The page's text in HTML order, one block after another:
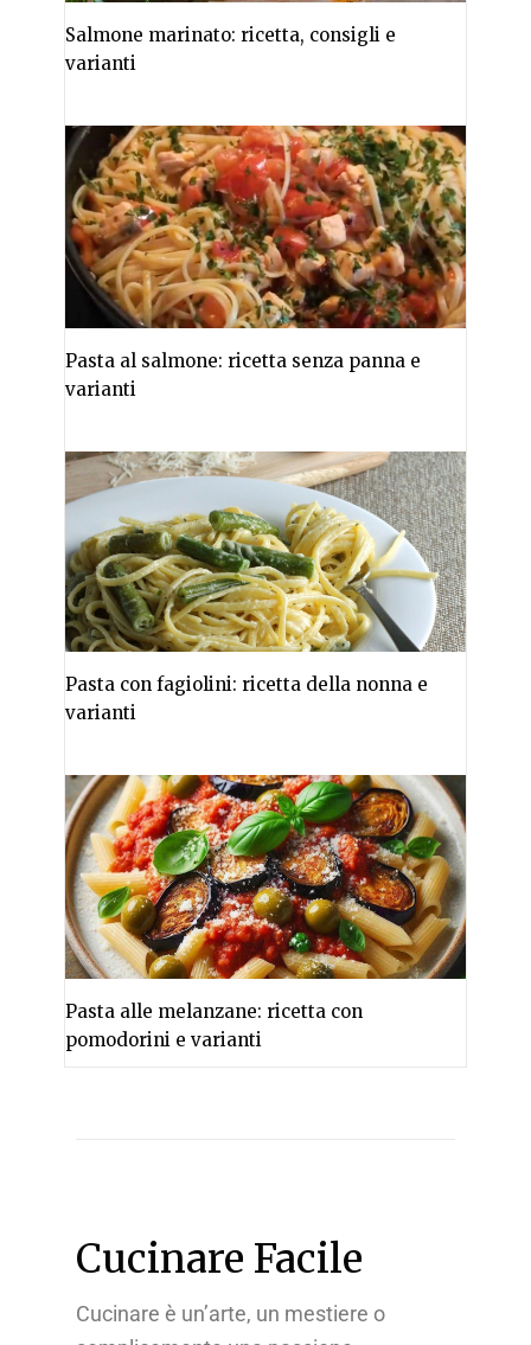
Salmone marinato: ricetta, consigli e
varianti
Pasta al salmone: ricetta senza panna e
varianti
Pasta con fagiolini: ricetta della nonna e
varianti
Pasta alle melanzane: ricetta con
pomodorini e varianti
Cucinare Facile
Cucinare è un’arte, un mestiere o